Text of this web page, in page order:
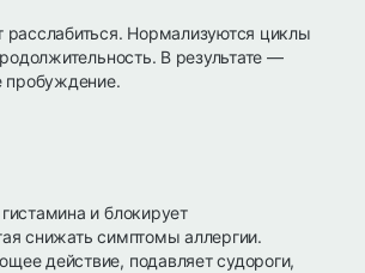
расслабиться. Нормализуются циклы
В результате —
пробуждение.
и блокирует
снижать симптомы аллергии.
действие, подавляет судороги,